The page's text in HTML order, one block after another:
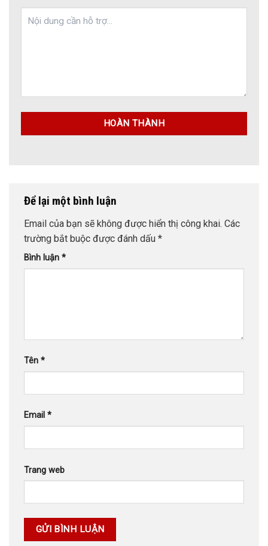
Để lại một bình luận
Email của bạn sẽ không được hiển thị công khai. Các
trường bắt buộc được đánh dấu *
Bình luận *
Tên *
Email *
Trang web